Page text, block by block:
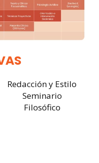
Redacción y Estilo
Seminario
Filosófico